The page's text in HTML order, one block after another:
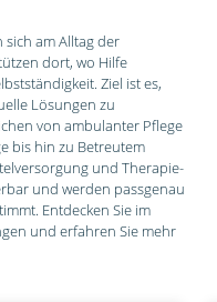
am Alltag der
dort, wo Hilfe
Ziel ist es,
Lösungen zu
von ambulanter Pflege
bis hin zu Betreutem
und Therapie­
und werden passgenau
Entdecken Sie im
und erfahren Sie mehr